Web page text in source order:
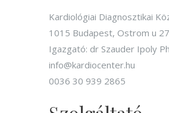
Kardiológiai Diagnosztikai
1015 Budapest, Ostrom u
Igazgató: dr Szauder Ipoly
info@kardiocenter.hu
0036 30 939 2865